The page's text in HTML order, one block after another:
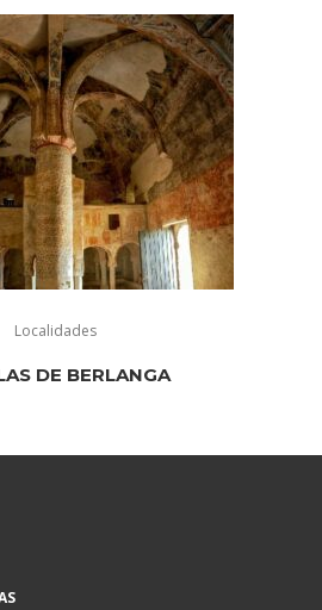
Localidades
DE BERLANGA